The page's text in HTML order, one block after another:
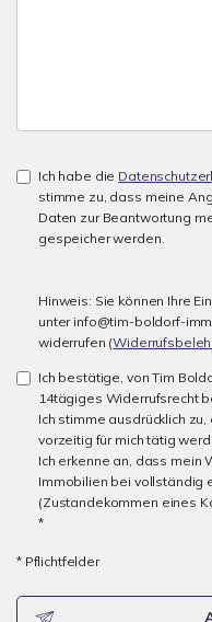
Ich habe die
stimme zu, dass meine
Daten zur Beantwortung
gespeicher werden.
Hinweis: Sie können Ihre
unter info@tim-boldorf-
widerrufen (
Ich bestätige, von Tim
14tägiges Widerrufsrecht
Ich stimme ausdrücklich
vorzeitig für mich tätig
Ich erkenne an, dass mein
Immobilien bei vollständig
(Zustandekommen eines
*
* Pflichtfelder